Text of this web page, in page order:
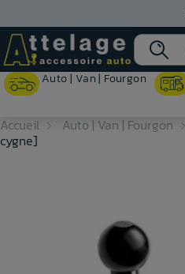
Auto | Van | Fourgon
Accueil Auto | Van | Fourgon
cygne]